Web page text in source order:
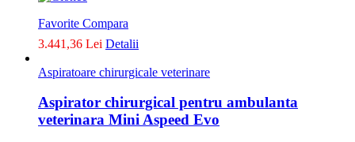
Favorite Compara
3.441,36 Lei Detalii
Aspiratoare chirurgicale veterinare
Aspirator chirurgical pentru ambulanta
veterinara Mini Aspeed Evo